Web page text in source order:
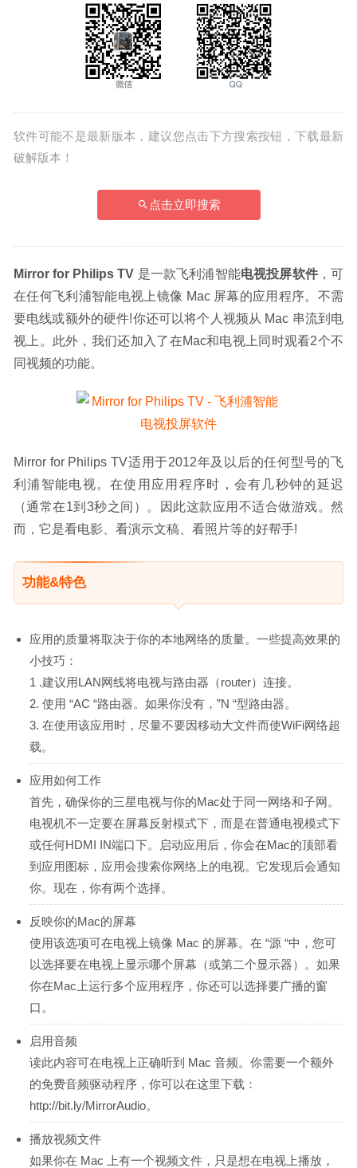
软件可能不是最新版本，建议您点击下方搜索按钮，下载最新
破解版本！
点击立即搜索
Mirror for Philips TV 是一款飞利浦智能电视投屏软件，可
在任何飞利浦智能电视上镜像 Mac 屏幕的应用程序。不需
要电线或额外的硬件!你还可以将个人视频从 Mac 串流到电
视上。此外，我们还加入了在Mac和电视上同时观看2个不
同视频的功能。
Mirror for Philips TV适用于2012年及以后的任何型号的飞
利浦智能电视。在使用应用程序时，会有几秒钟的延迟
（通常在1到3秒之间）。因此这款应用不适合做游戏。然
而，它是看电影、看演示文稿、看照片等的好帮手!
功能&特色
应用的质量将取决于你的本地网络的质量。一些提高效果的
小技巧：
1 .建议用LAN网线将电视与路由器（router）连接。
2. 使用 “AC “路由器。如果你没有，”N “型路由器。
3. 在使用该应用时，尽量不要因移动大文件而使WiFi网络超
载。
应用如何工作
首先，确保你的三星电视与你的Mac处于同一网络和子网。
电视机不一定要在屏幕反射模式下，而是在普通电视模式下
或任何HDMI IN端口下。启动应用后，你会在Mac的顶部看
到应用图标，应用会搜索你网络上的电视。它发现后会通知
你。现在，你有两个选择。
反映你的Mac的屏幕
使用该选项可在电视上镜像 Mac 的屏幕。在 “源 “中，您可
以选择要在电视上显示哪个屏幕（或第二个显示器）。如果
你在Mac上运行多个应用程序，你还可以选择要广播的窗
口。
启用音频
读此内容可在电视上正确听到 Mac 音频。你需要一个额外
的免费音频驱动程序，你可以在这里下载：
http://bit.ly/MirrorAudio。
播放视频文件
如果你在 Mac 上有一个视频文件，只是想在电视上播放，